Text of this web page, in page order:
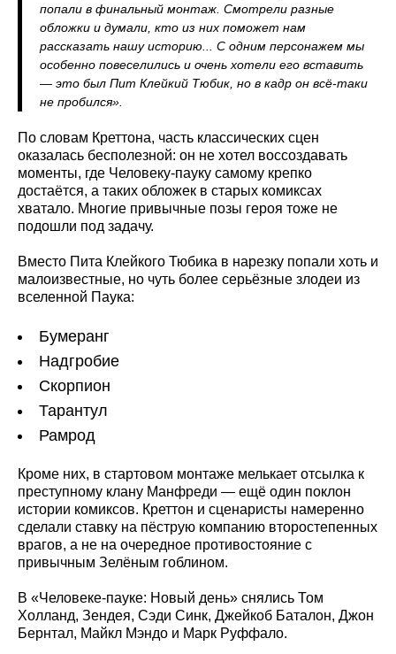
попали в финальный монтаж. Смотрели разные
обложки и думали, кто из них поможет нам
рассказать нашу историю... С одним персонажем мы
особенно повеселились и очень хотели его вставить
— это был Пит Клейкий Тюбик, но в кадр он всё-таки
не пробился».
По словам Креттона, часть классических сцен
оказалась бесполезной: он не хотел воссоздавать
моменты, где Человеку-пауку самому крепко
достаётся, а таких обложек в старых комиксах
хватало. Многие привычные позы героя тоже не
подошли под задачу.
Вместо Пита Клейкого Тюбика в нарезку попали хоть и
малоизвестные, но чуть более серьёзные злодеи из
вселенной Паука:
Бумеранг
Надгробие
Скорпион
Тарантул
Рамрод
Кроме них, в стартовом монтаже мелькает отсылка к
преступному клану Манфреди — ещё один поклон
истории комиксов. Креттон и сценаристы намеренно
сделали ставку на пёструю компанию второстепенных
врагов, а не на очередное противостояние с
привычным Зелёным гоблином.
В «Человеке-пауке: Новый день» снялись Том
Холланд, Зендея, Сэди Синк, Джейкоб Баталон, Джон
Бернтал, Майкл Мэндо и Марк Руффало.